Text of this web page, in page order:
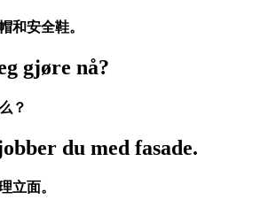
和安全鞋。
gjøre nå?
？
du med fasade.
立面。